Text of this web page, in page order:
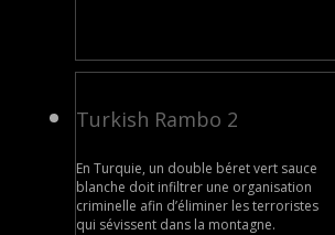
Turkish Rambo 2
En Turquie, un double béret vert sauce
blanche doit infiltrer une organisation
criminelle afin d’éliminer les terroristes
qui sévissent dans la montagne.